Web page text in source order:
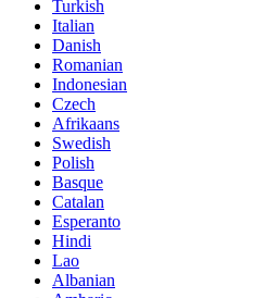
Turkish
Italian
Danish
Romanian
Indonesian
Czech
Afrikaans
Swedish
Polish
Basque
Catalan
Esperanto
Hindi
Lao
Albanian